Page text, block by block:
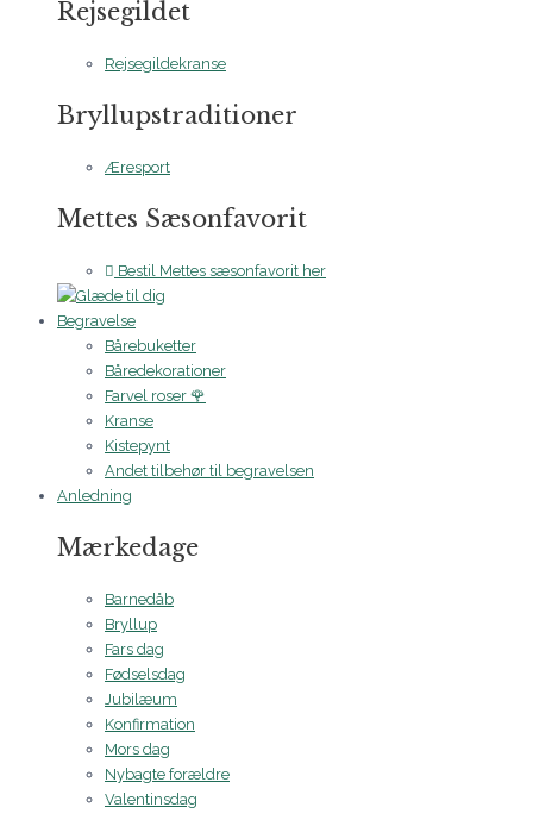
Rejsegildet
Rejsegildekranse
Bryllupstraditioner
Æresport
Mettes Sæsonfavorit
Bestil Mettes sæsonfavorit her
Begravelse
Bårebuketter
Båredekorationer
Farvel roser 🌹
Kranse
Kistepynt
Andet tilbehør til begravelsen
Anledning
Mærkedage
Barnedåb
Bryllup
Fars dag
Fødselsdag
Jubilæum
Konfirmation
Mors dag
Nybagte forældre
Valentinsdag